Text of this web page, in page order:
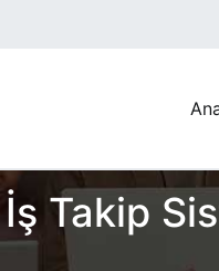
| Reklam Yazılım
Takip